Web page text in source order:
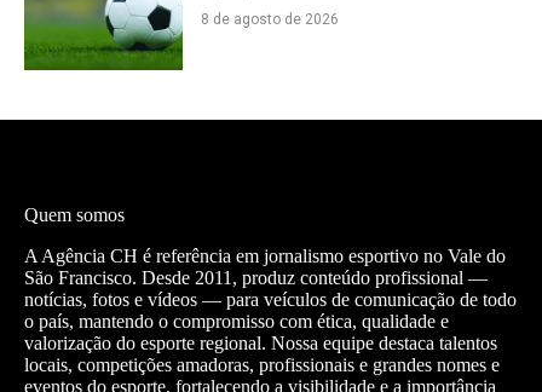
8 de agosto de 2026
Quem somos
A Agência CH é referência em jornalismo esportivo no Vale do
São Francisco. Desde 2011, produz conteúdo profissional —
notícias, fotos e vídeos — para veículos de comunicação de todo
o país, mantendo o compromisso com ética, qualidade e
valorização do esporte regional. Nossa equipe destaca talentos
locais, competições amadoras, profissionais e grandes nomes e
eventos do esporte, fortalecendo a visibilidade e a importância